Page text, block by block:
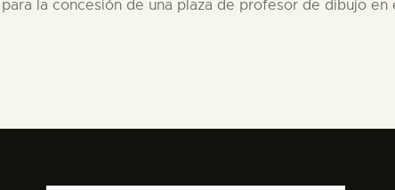
la concesión de una plaza de profesor de dibujo en